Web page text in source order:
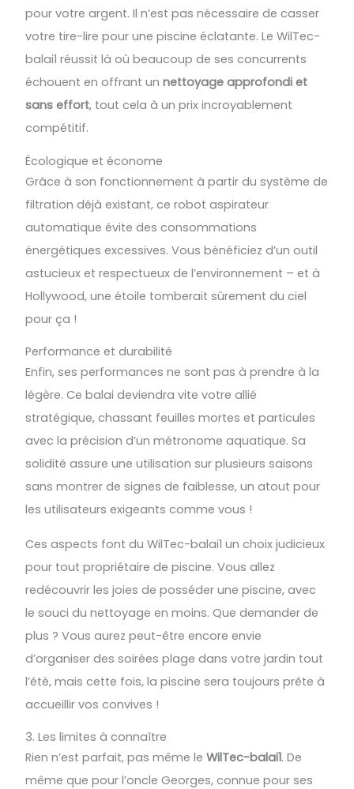
pour votre argent. Il n’est pas nécessaire de casser
votre tire-lire pour une piscine éclatante. Le WilTec-
balai1 réussit là où beaucoup de ses concurrents
échouent en offrant unnettoyage approfondi et
sans effort, tout cela à un prix incroyablement
compétitif.
Écologique et économe
Grâce à son fonctionnement à partir du système de
filtration déjà existant, ce robot aspirateur
automatique évite des consommations
énergétiques excessives. Vous bénéficiez d’un outil
astucieux et respectueux de l’environnement – et à
Hollywood, une étoile tomberait sûrement du ciel
pour ça !
Performance et durabilité
Enfin, ses performances ne sont pas à prendre à la
légère. Ce balai deviendra vite votre allié
stratégique, chassant feuilles mortes et particules
avec la précision d’un métronome aquatique. Sa
solidité assure une utilisation sur plusieurs saisons
sans montrer de signes de faiblesse, un atout pour
les utilisateurs exigeants comme vous !
Ces aspects font du WilTec-balai1 un choix judicieux
pour tout propriétaire de piscine. Vous allez
redécouvrir les joies de posséder une piscine, avec
le souci du nettoyage en moins. Que demander de
plus ? Vous aurez peut-être encore envie
d’organiser des soirées plage dans votre jardin tout
l’été, mais cette fois, la piscine sera toujours prête à
accueillir vos convives !
3. Les limites à connaître
Rien n’est parfait, pas même leWilTec-balai1. De
même que pour l’oncle Georges, connue pour ses